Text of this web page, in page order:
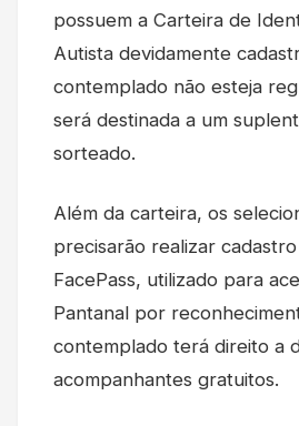
possuem a Carteira de
Autista devidamente
contemplado não esteja
será destinada a um
sorteado.
Além da carteira, os
precisarão realizar
FacePass, utilizado para
Pantanal por
contemplado terá direito a
acompanhantes gratuitos.